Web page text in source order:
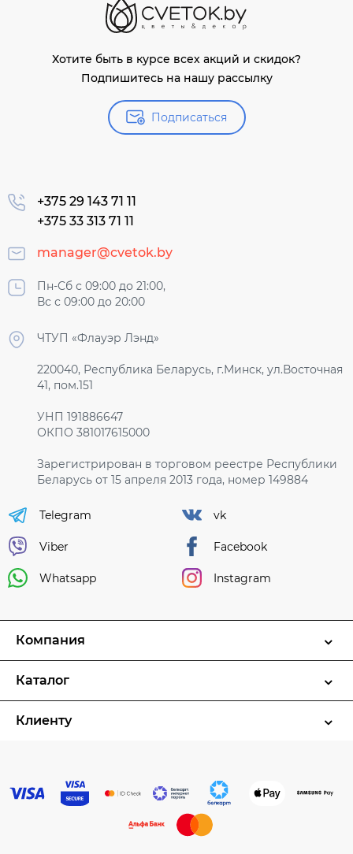
Хотите быть в курсе всех акций и скидок?
Подпишитесь на нашу рассылку
Подписаться
+375 29 143 71 11
+375 33 313 71 11
manager@cvetok.by
Пн-Сб с 09:00 до 21:00,
Вс с 09:00 до 20:00
ЧТУП «Флауэр Лэнд»
220040, Республика Беларусь, г.Минск, ул.Восточная
41, пом.151
УНП 191886647
ОКПО 381017615000
Зарегистрирован в торговом реестре Республики
Беларусь от 15 апреля 2013 года, номер 149884
Telegram
Viber
Whatsapp
vk
Facebook
Instagram
Компания
Каталог
Клиенту